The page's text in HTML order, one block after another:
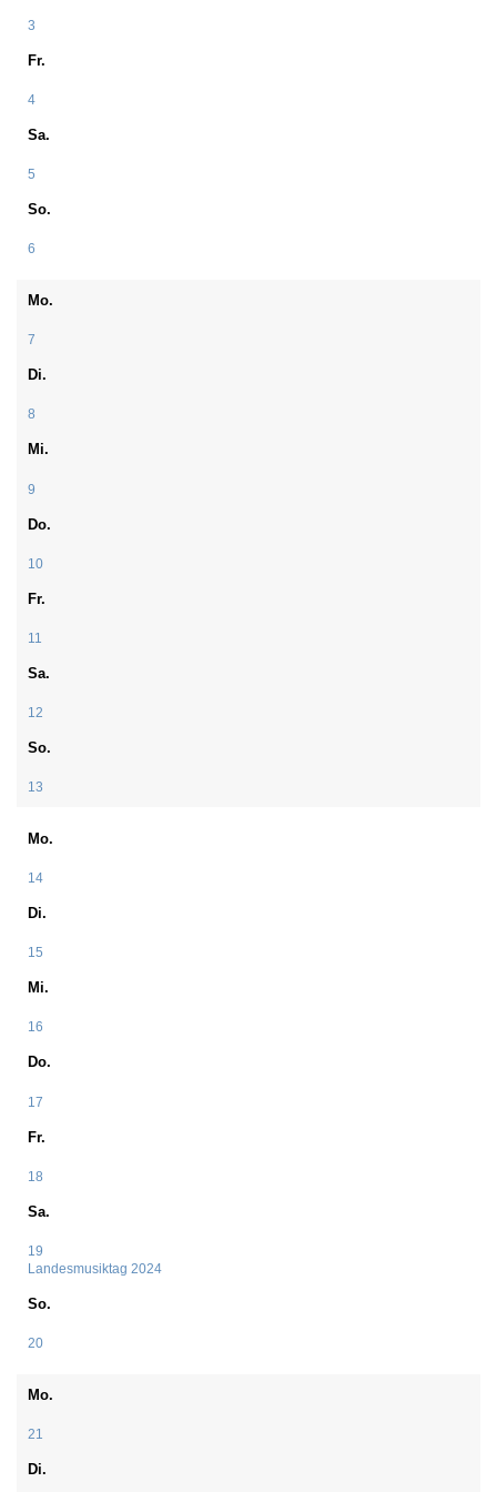
3
Fr.
4
Sa.
5
So.
6
Mo.
7
Di.
8
Mi.
9
Do.
10
Fr.
11
Sa.
12
So.
13
Mo.
14
Di.
15
Mi.
16
Do.
17
Fr.
18
Sa.
19
Landesmusiktag 2024
So.
20
Mo.
21
Di.